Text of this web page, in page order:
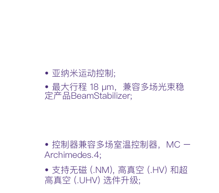
• 亚纳米运动控制;
• 最大行程 18 μm，兼容多场光束稳
定产品BeamStabilizer;
• 控制器兼容多场室温控制器，MC –
Archimedes.4;
• 支持无磁 (.NM), 高真空 (.HV) 和超
高真空 (.UHV) 选件升级;